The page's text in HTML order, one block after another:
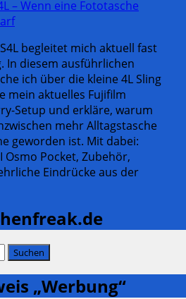
begleitet mich aktuell fast
In diesem ausführlichen
ich über die kleine 4L Sling
mein aktuelles Fujifilm
Setup und erkläre, warum
mehr Alltagstasche
geworden ist. Mit dabei:
Pocket, Zubehör,
Eindrücke aus der
„Werbung“